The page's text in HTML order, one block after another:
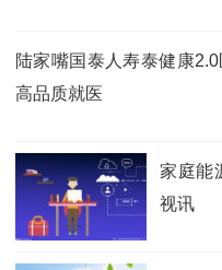
陆家嘴国泰人寿泰健康
高品质就医
家庭能
视讯